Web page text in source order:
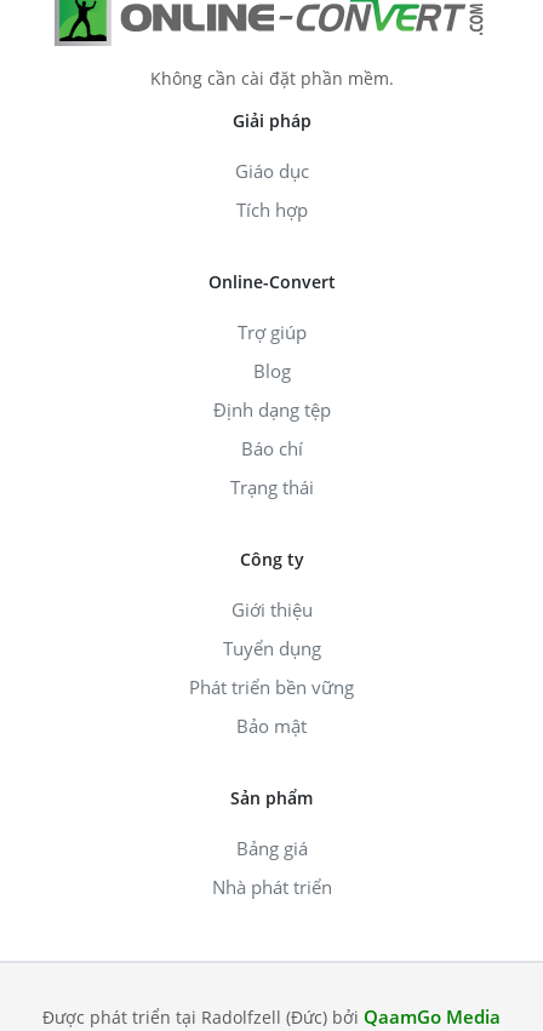
Không cần cài đặt phần mềm.
Giải pháp
Giáo dục
Tích hợp
Online-Convert
Trợ giúp
Blog
Định dạng tệp
Báo chí
Trạng thái
Công ty
Giới thiệu
Tuyển dụng
Phát triển bền vững
Bảo mật
Sản phẩm
Bảng giá
Nhà phát triển
Được phát triển tại Radolfzell (Đức) bởi QaamGo Media